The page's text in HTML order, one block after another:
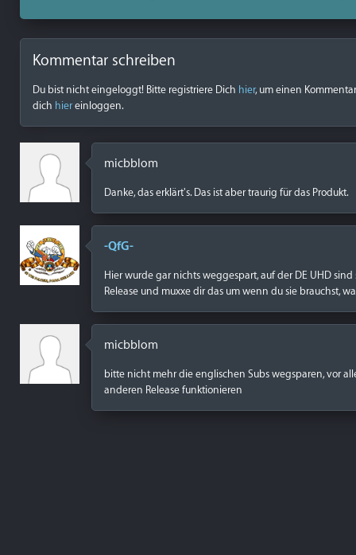
Kommentar schreiben
Du bist nicht eingeloggt! Bitte registriere Dich hier, um einen
dich hiereinloggen.
micbblom
Danke, das erklärt's. Das ist aber traurig für das Produkt.
-QfG-
Hier wurde gar nichts weggespart, auf der DE UHD
Release und muxxe dir das um wenn du sie brauchst,
micbblom
bitte nicht mehr die englischen Subs wegsparen, vor
anderen Release funktionieren